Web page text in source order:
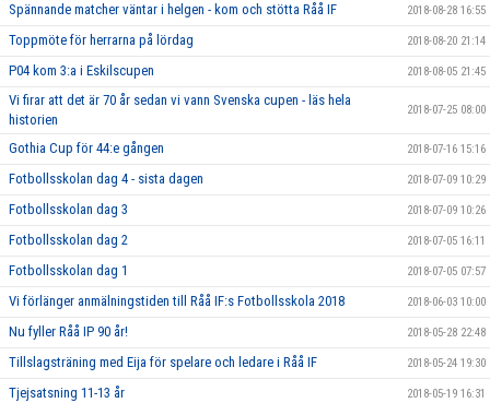
Spännande matcher väntar i helgen - kom och stötta Råå IF 2018-08-28 16:55
Toppmöte för herrarna på lördag 2018-08-20 21:14
P04 kom 3:a i Eskilscupen 2018-08-05 21:45
Vi firar att det är 70 år sedan vi vann Svenska cupen - läs hela
historien
2018-07-25 08:00
Gothia Cup för 44:e gången 2018-07-16 15:16
Fotbollsskolan dag 4 - sista dagen 2018-07-09 10:29
Fotbollsskolan dag 3 2018-07-09 10:26
Fotbollsskolan dag 2 2018-07-05 16:11
Fotbollsskolan dag 1 2018-07-05 07:57
Vi förlänger anmälningstiden till Råå IF:s Fotbollsskola 2018 2018-06-03 10:00
Nu fyller Råå IP 90 år! 2018-05-28 22:48
Tillslagsträning med Eija för spelare och ledare i Råå IF 2018-05-24 19:30
Tjejsatsning 11-13 år 2018-05-19 16:31